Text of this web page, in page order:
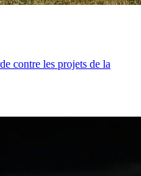
contre les projets de la